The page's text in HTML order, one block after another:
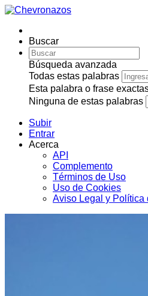
Buscar
Búsqueda avanzada
Todas estas palabras
Esta palabra o frase
Ninguna de estas palabras
Subir
Entrar
Acerca
API
Complemento
Términos de Uso
Uso de Cookies
Aviso Legal y Política